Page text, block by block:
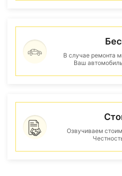
В случае ремонта
Ваш
Озвучиваем